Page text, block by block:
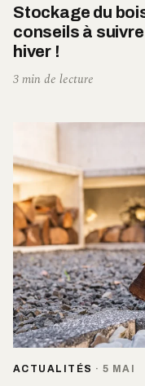
Stockage du
conseils à
hiver !
3 min de lecture
ACTUALITÉS · 5 MAI